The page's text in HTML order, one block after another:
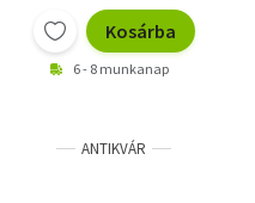
Kosárba
6 - 8 munkanap
ANTIKVÁR